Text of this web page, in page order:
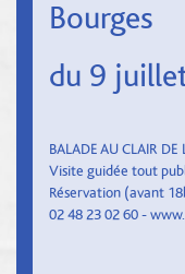
Bourges
du 9
BALADE AU CLAIR DE
Visite guidée tout
Réservation (avant
02 48 23 02 60 -